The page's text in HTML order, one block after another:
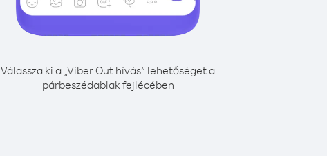
Válassza ki a „Viber Out hívás” lehetőséget a
párbeszédablak fejlécében